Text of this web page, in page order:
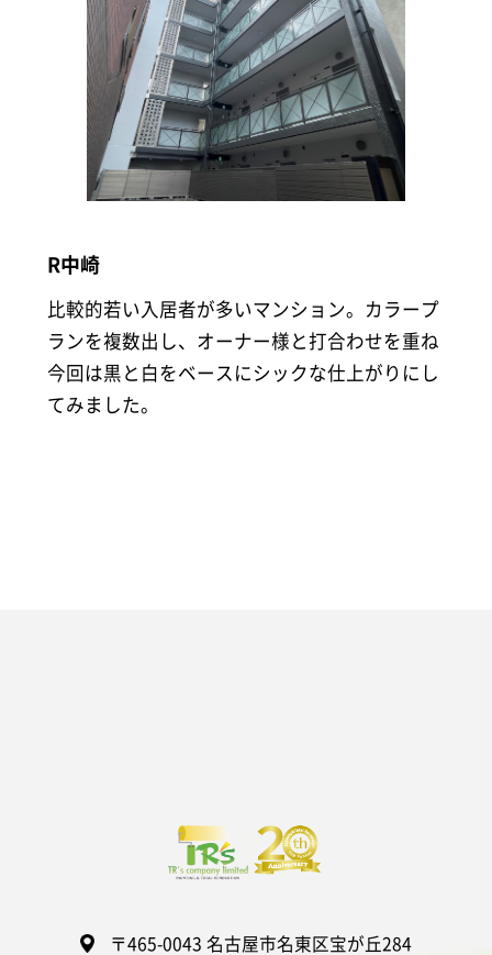
R中崎
比較的若い入居者が多いマンション。カラープ
ランを複数出し、オーナー様と打合わせを重ね
今回は黒と白をベースにシックな仕上がりにし
てみました。
〒465-0043 名古屋市名東区宝が丘284